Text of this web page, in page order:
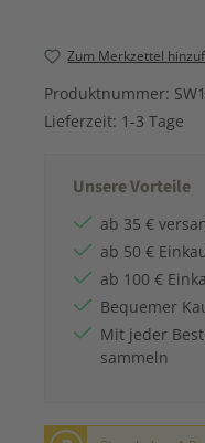
Zum Merkzettel
Produktnummer:
Lieferzeit: 1-3 Tage
Unsere Vorteile
ab 35 €
ab 50 €
ab 100 €
Bequemer
Mit jeder
sammeln